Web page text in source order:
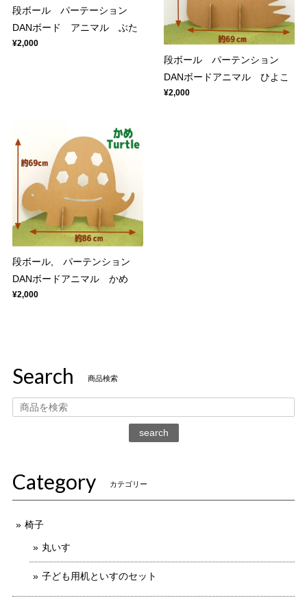
段ボール パーテーション
DANボード アニマル ぶた
¥2,000
段ボール パーテンション
DANボードアニマル ひよこ
¥2,000
段ボール, パーテンション
DANボードアニマル かめ
¥2,000
Search 商品検索
search
Category カテゴリー
椅子
丸いす
子ども用机といすのセット